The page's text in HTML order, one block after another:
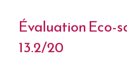
Évaluation Eco-
13.2/20